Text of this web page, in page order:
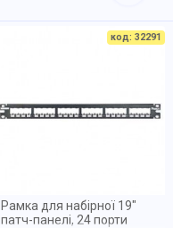
код: 32291
Рамка для набірної 19"
патч-панелі, 24 порти